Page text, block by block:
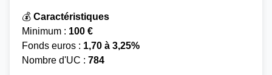
💰 Caractéristiques
Minimum : 100 €
Fonds euros : 1,70 à 3,25%
Nombre d'UC : 784